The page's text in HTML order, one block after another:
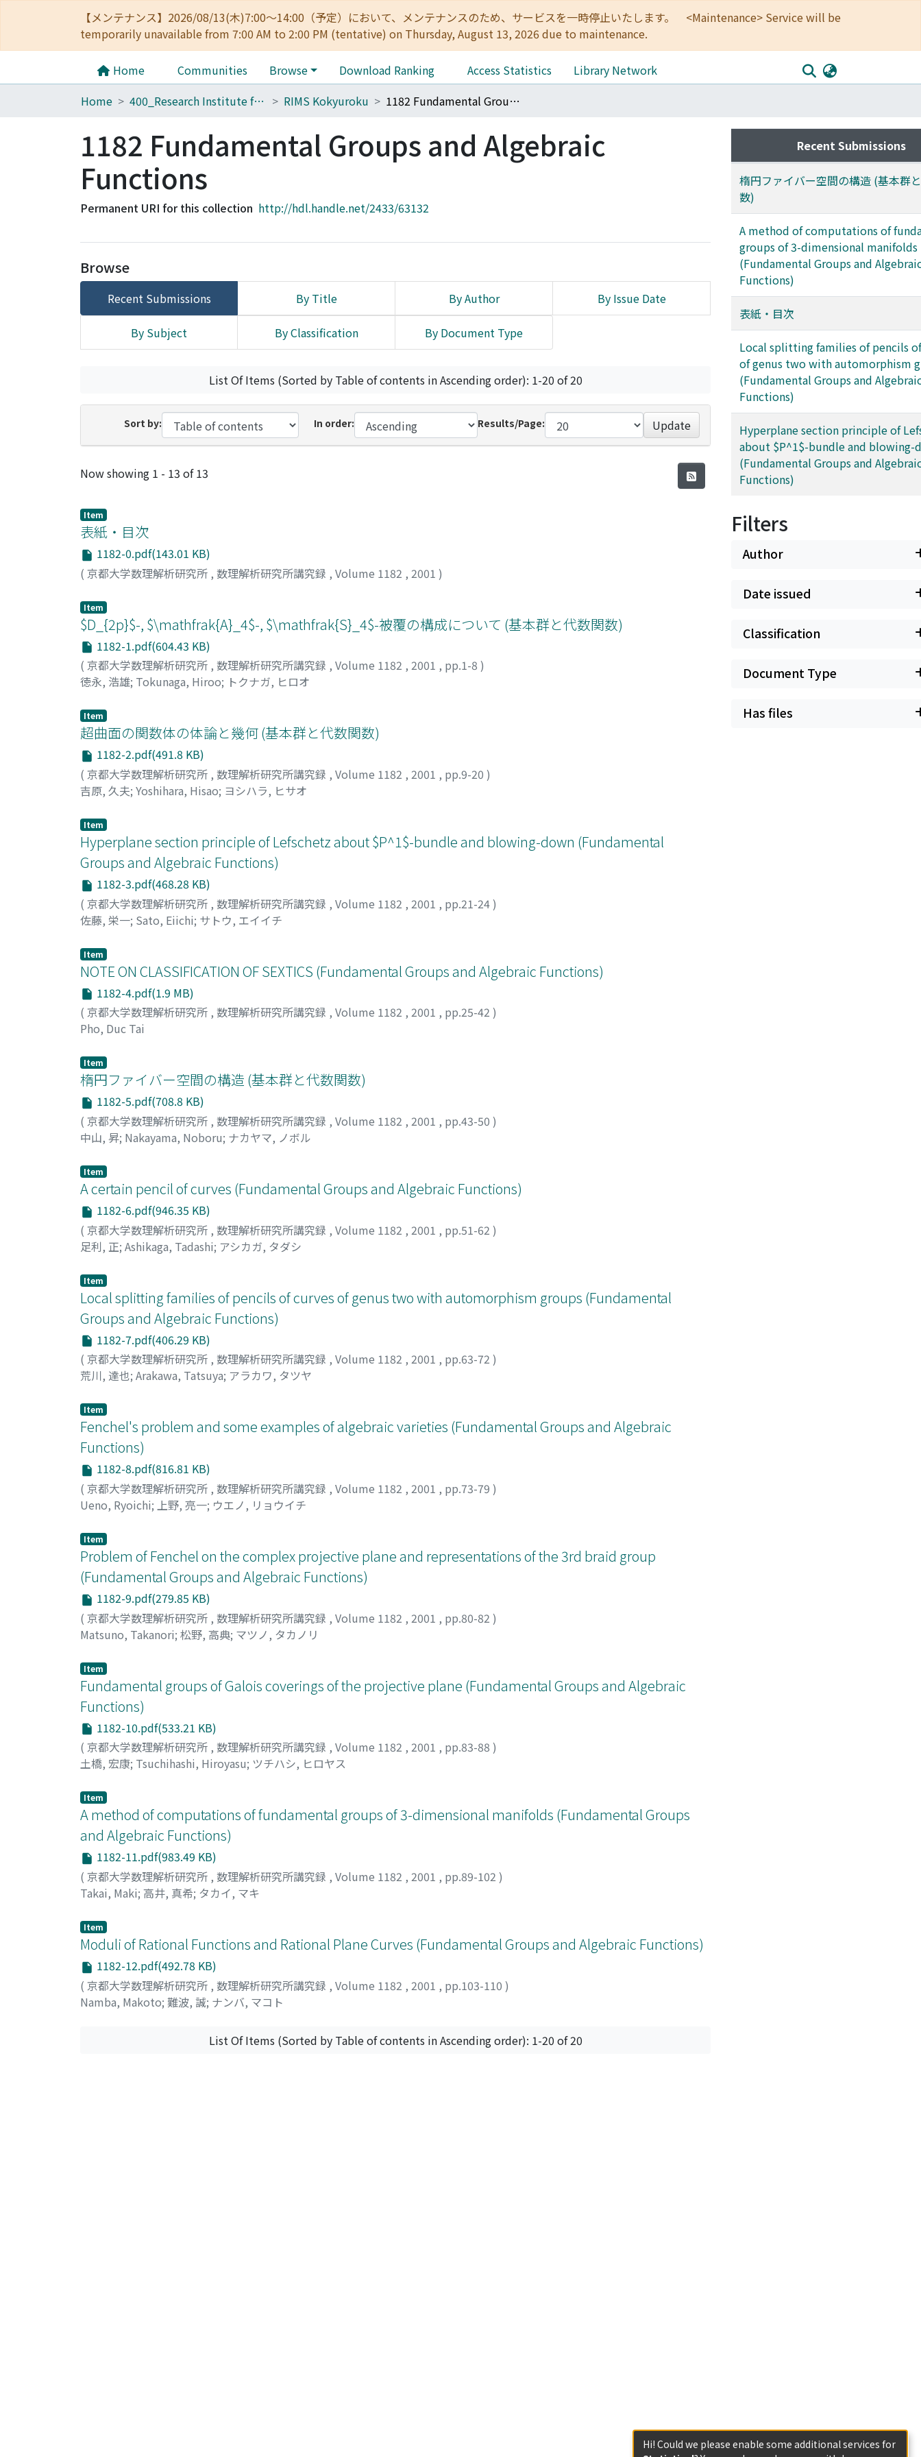
【メンテナンス】2026/08/13(木)7:00～14:00（予定）において、メンテナンスのため、サービスを一時停止いたします。 <Maintenance> Service will be
temporarily unavailable from 7:00 AM to 2:00 PM (tentative) on Thursday, August 13, 2026 due to maintenance.
Home Communities Browse Download Ranking Access Statistics
Library Network
Home
400_Research Institute for Mathematical Sciences RIMS Kokyuroku 1182 Fundamental Groups and Algebraic Functions
1182 Fundamental Groups and Algebraic
Functions
Permanent URI for this collection http://hdl.handle.net/2433/63132
Browse
Recent Submissions By Title By Author By Issue Date
By Subject By Classification By Document Type
List Of Items (Sorted by Table of contents in Ascending order): 1-20 of 20
Sort by: In order: Results/Page: Update
Recent Submissions
Now showing 1 - 13 of 13
Item
表紙・目次
1182-0.pdf(143.01 KB)
( 京都大学数理解析研究所 , 数理解析研究所講究録 , Volume 1182 , 2001 )
Item
$D_{2p}$-, $\mathfrak{A}_4$-, $\mathfrak{S}_4$-被覆の構成について (基本群と代数関数)
1182-1.pdf(604.43 KB)
( 京都大学数理解析研究所 , 数理解析研究所講究録 , Volume 1182 , 2001 , pp.1-8 )
徳永, 浩雄; Tokunaga, Hiroo; トクナガ, ヒロオ
Item
超曲面の関数体の体論と幾何 (基本群と代数関数)
1182-2.pdf(491.8 KB)
( 京都大学数理解析研究所 , 数理解析研究所講究録 , Volume 1182 , 2001 , pp.9-20 )
吉原, 久夫; Yoshihara, Hisao; ヨシハラ, ヒサオ
Item
Hyperplane section principle of Lefschetz about $P^1$-bundle and blowing-down (Fundamental
Groups and Algebraic Functions)
1182-3.pdf(468.28 KB)
( 京都大学数理解析研究所 , 数理解析研究所講究録 , Volume 1182 , 2001 , pp.21-24)
佐藤, 栄一; Sato, Eiichi; サトウ, エイイチ
Item
NOTE ON CLASSIFICATION OF SEXTICS (Fundamental Groups and Algebraic Functions)
1182-4.pdf(1.9 MB)
( 京都大学数理解析研究所 , 数理解析研究所講究録 , Volume 1182 , 2001 , pp.25-42 )
Pho, Duc Tai
Item
楕円ファイバー空間の構造 (基本群と代数関数)
1182-5.pdf(708.8 KB)
( 京都大学数理解析研究所 , 数理解析研究所講究録 , Volume 1182 , 2001 , pp.43-50 )
中山, 昇; Nakayama, Noboru; ナカヤマ, ノボル
Item
A certain pencil of curves (Fundamental Groups and Algebraic Functions)
1182-6.pdf(946.35 KB)
( 京都大学数理解析研究所 , 数理解析研究所講究録 , Volume 1182 , 2001 , pp.51-62 )
足利, 正; Ashikaga, Tadashi; アシカガ, タダシ
Item
Local splitting families of pencils of curves of genus two with automorphism groups (Fundamental
Groups and Algebraic Functions)
1182-7.pdf(406.29 KB)
( 京都大学数理解析研究所 , 数理解析研究所講究録 , Volume 1182 , 2001 , pp.63-72 )
荒川, 達也; Arakawa, Tatsuya; アラカワ, タツヤ
Item
Fenchel's problem and some examples of algebraic varieties (Fundamental Groups and Algebraic
Functions)
1182-8.pdf(816.81 KB)
( 京都大学数理解析研究所 , 数理解析研究所講究録 , Volume 1182 , 2001 , pp.73-79 )
Ueno, Ryoichi; 上野, 亮一; ウエノ, リョウイチ
Item
Problem of Fenchel on the complex projective plane and representations of the 3rd braid group
(Fundamental Groups and Algebraic Functions)
1182-9.pdf(279.85 KB)
( 京都大学数理解析研究所 , 数理解析研究所講究録 , Volume 1182 , 2001 , pp.80-82 )
Matsuno, Takanori; 松野, 高典; マツノ, タカノリ
Item
Fundamental groups of Galois coverings of the projective plane (Fundamental Groups and Algebraic
Functions)
1182-10.pdf(533.21 KB)
( 京都大学数理解析研究所 , 数理解析研究所講究録 , Volume 1182 , 2001 , pp.83-88 )
土橋, 宏康; Tsuchihashi, Hiroyasu; ツチハシ, ヒロヤス
Item
A method of computations of fundamental groups of 3-dimensional manifolds (Fundamental Groups
and Algebraic Functions)
1182-11.pdf(983.49 KB)
( 京都大学数理解析研究所 , 数理解析研究所講究録 , Volume 1182 , 2001 , pp.89-102 )
Takai, Maki; 高井, 真希; タカイ, マキ
Item
Moduli of Rational Functions and Rational Plane Curves (Fundamental Groups and Algebraic Functions)
1182-12.pdf(492.78 KB)
( 京都大学数理解析研究所 , 数理解析研究所講究録 , Volume 1182 , 2001 , pp.103-110 )
Namba, Makoto; 難波, 誠; ナンバ, マコト
List Of Items (Sorted by Table of contents in Ascending order): 1-20 of 20
Recent Submissions
楕円ファイバー空間の構造 (基本群
数)
A method of computations of
groups of 3-dimensional manifolds
(Fundamental Groups and
Functions)
表紙・目次
Local splitting families of pencils
of genus two with automorphism
(Fundamental Groups and
Functions)
Hyperplane section principle of
about $P^1$-bundle and blowing-
(Fundamental Groups and
Functions)
Filters
Author
Date issued
Classification
Document Type
Has files
Hi! Could we please enable some additional services for